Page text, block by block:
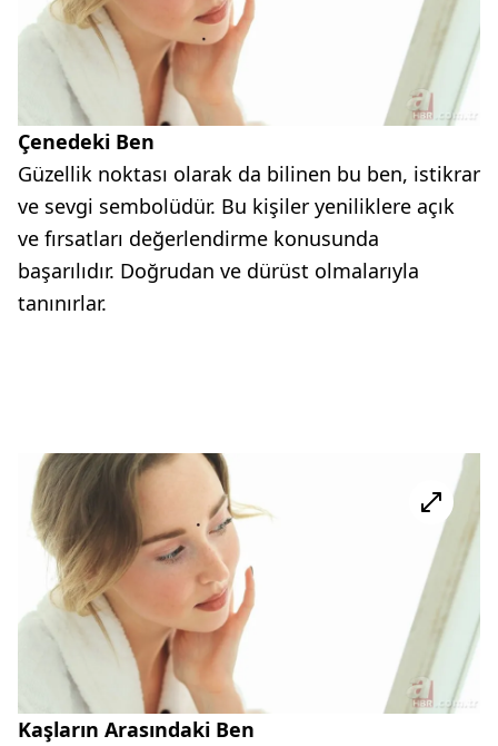
Çenedeki Ben
Güzellik noktası olarak da bilinen bu ben, istikrar
ve sevgi sembolüdür. Bu kişiler yeniliklere açık
ve fırsatları değerlendirme konusunda
başarılıdır. Doğrudan ve dürüst olmalarıyla
tanınırlar.
Kaşların Arasındaki Ben